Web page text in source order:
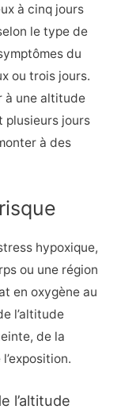
à cinq jours
le type de
du
ou trois jours.
à une altitude
plusieurs jours
à des
hypoxique,
ou une région
en oxygène au
l’altitude
de la
l’altitude